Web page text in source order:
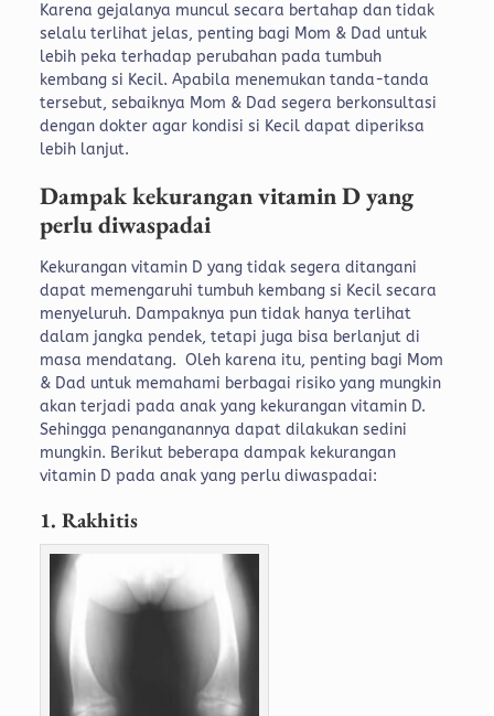
Karena gejalanya muncul secara bertahap dan tidak
selalu terlihat jelas, penting bagi Mom & Dad untuk
lebih peka terhadap perubahan pada tumbuh
kembang si Kecil. Apabila menemukan tanda-tanda
tersebut, sebaiknya Mom & Dad segera berkonsultasi
dengan dokter agar kondisi si Kecil dapat diperiksa
lebih lanjut.
Dampak kekurangan vitamin D yang
perlu diwaspadai
Kekurangan vitamin D yang tidak segera ditangani
dapat memengaruhi tumbuh kembang si Kecil secara
menyeluruh. Dampaknya pun tidak hanya terlihat
dalam jangka pendek, tetapi juga bisa berlanjut di
masa mendatang. Oleh karena itu, penting bagi Mom
& Dad untuk memahami berbagai risiko yang mungkin
akan terjadi pada anak yang kekurangan vitamin D.
Sehingga penanganannya dapat dilakukan sedini
mungkin. Berikut beberapa dampak kekurangan
vitamin D pada anak yang perlu diwaspadai:
1. Rakhitis